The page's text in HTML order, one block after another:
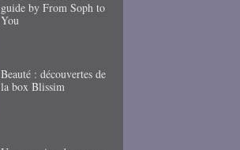
guide by From Soph to
You
Beauté : découvertes de
la box Blissim